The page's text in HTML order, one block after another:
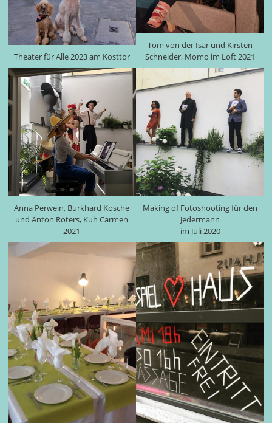
Theater für Alle 2023 am Kosttor
Tom von der Isar und Kirsten
Schneider, Momo im Loft 2021
Anna Perwein, Burkhard Kosche
und Anton Roters, Kuh Carmen
2021
Making of Fotoshooting für den
Jedermann
im Juli 2020